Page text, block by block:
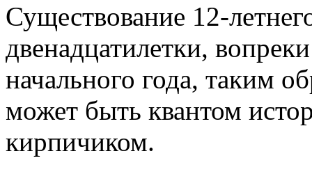
Существование 12-
двенадцатилетки,
начального года, таким
может быть квантом
кирпичиком.